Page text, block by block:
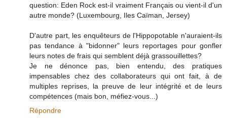
question: Eden Rock est-il vraiment Français ou vient-il d'un
autre monde? (Luxembourg, Iles Caïman, Jersey)
D'autre part, les enquêteurs de l'Hippopotable n'auraient-ils
pas tendance à "bidonner" leurs reportages pour gonfler
leurs notes de frais qui semblent déjà grassouillettes?
Je ne dénonce pas, bien entendu, des pratiques
impensables chez des collaborateurs qui ont fait, à de
multiples reprises, la preuve de leur intégrité et de leurs
compétences (mais bon, méfiez-vous...)
Répondre